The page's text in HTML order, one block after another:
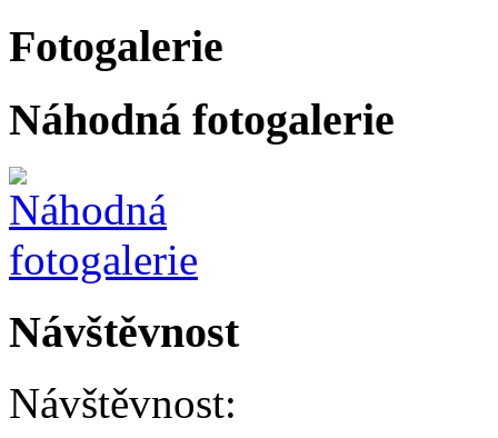
Fotogalerie
Náhodná fotogalerie
Návštěvnost
Návštěvnost: